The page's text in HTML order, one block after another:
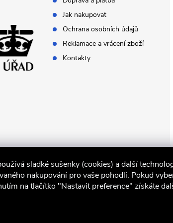
sladké sušenky (cookies) a další
nakupování pro vaše pohodlí. Pokud
na tlačítko "Nastavit preference" získáte
Jak nakupovat
Ochrana osobních údajů
Reklamace a vrácení zboží
Kontakty
iocel.cz Obchodní podmínky Ochrana